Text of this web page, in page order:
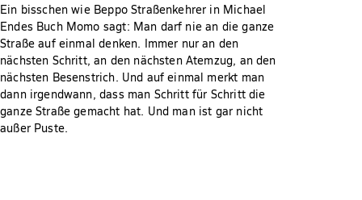
Ein bisschen wie Beppo Straßenkehrer in Michael
Endes Buch Momo sagt: Man darf nie an die ganze
Straße auf einmal denken. Immer nur an den
nächsten Schritt, an den nächsten Atemzug, an den
nächsten Besenstrich. Und auf einmal merkt man
dann irgendwann, dass man Schritt für Schritt die
ganze Straße gemacht hat. Und man ist gar nicht
außer Puste.